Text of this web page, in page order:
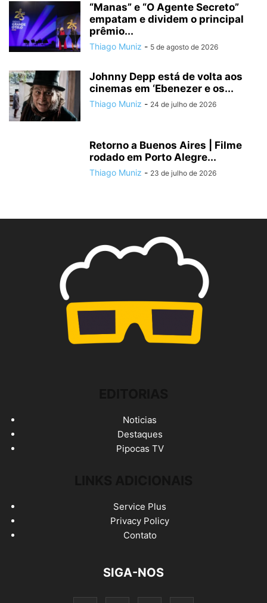
“Manas” e “O Agente Secreto”
empatam e dividem o principal
prêmio...
Thiago Muniz - 5 de agosto de 2026
Johnny Depp está de volta aos
cinemas em ‘Ebenezer e os...
Thiago Muniz - 24 de julho de 2026
Retorno a Buenos Aires | Filme
rodado em Porto Alegre...
Thiago Muniz - 23 de julho de 2026
Noticias
Destaques
Pipocas TV
Service Plus
Privacy Policy
Contato
SIGA-NOS